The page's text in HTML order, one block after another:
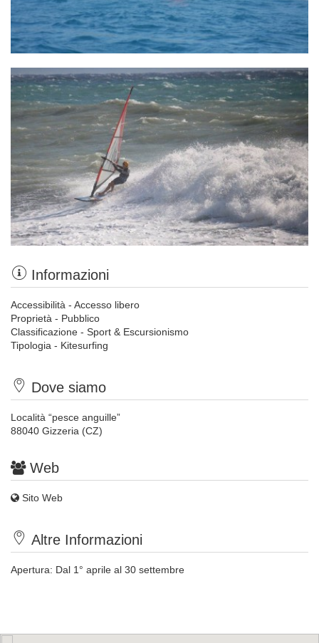
Informazioni
Accessibilità - Accesso libero
Proprietà - Pubblico
Classificazione - Sport & Escursionismo
Tipologia - Kitesurfing
Dove siamo
Località “pesce anguille”
88040 Gizzeria (CZ)
Web
Sito Web
Altre Informazioni
Apertura: Dal 1° aprile al 30 settembre